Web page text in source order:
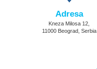
Adresa
Kneza Milosa 12,
11000 Beograd, Serbia